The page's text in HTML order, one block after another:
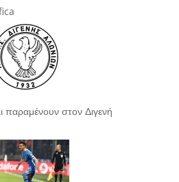
παραμένουν στον Διγενή